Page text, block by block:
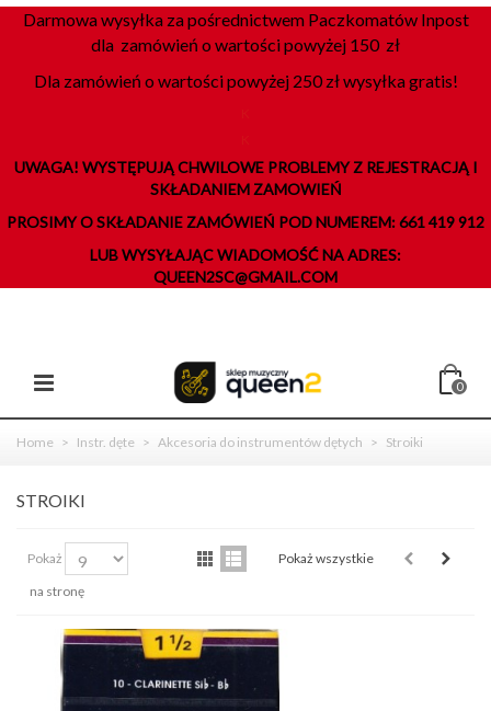
Darmowa wysyłka za pośrednictwem Paczkomatów Inpost
dla zamówień o wartości powyżej 150 zł
Dla zamówień o wartości powyżej 250 zł wysyłka gratis!
UWAGA! WYSTĘPUJĄ CHWILOWE PROBLEMY Z REJESTRACJĄ I
SKŁADANIEM ZAMOWIEŃ
PROSIMY O SKŁADANIE ZAMÓWIEŃ POD NUMEREM: 661 419 912
LUB WYSYŁAJĄC WIADOMOŚĆ NA ADRES:
QUEEN2SC@GMAIL.COM
0
Home > Instr. dęte > Akcesoria do instrumentów dętych > Stroiki
STROIKI
Pokaż
na stronę
Pokaż wszystkie